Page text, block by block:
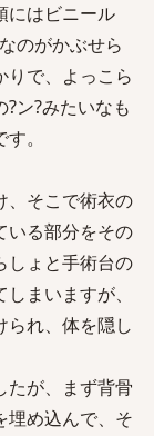
にはビニール
のがかぶせら
りで、よっこら
ン?みたいなも
。
、そこで術衣の
いる部分をその
しょと手術台の
まいますが、
られ、体を隠し
たが、まず背骨
埋め込んで、そ